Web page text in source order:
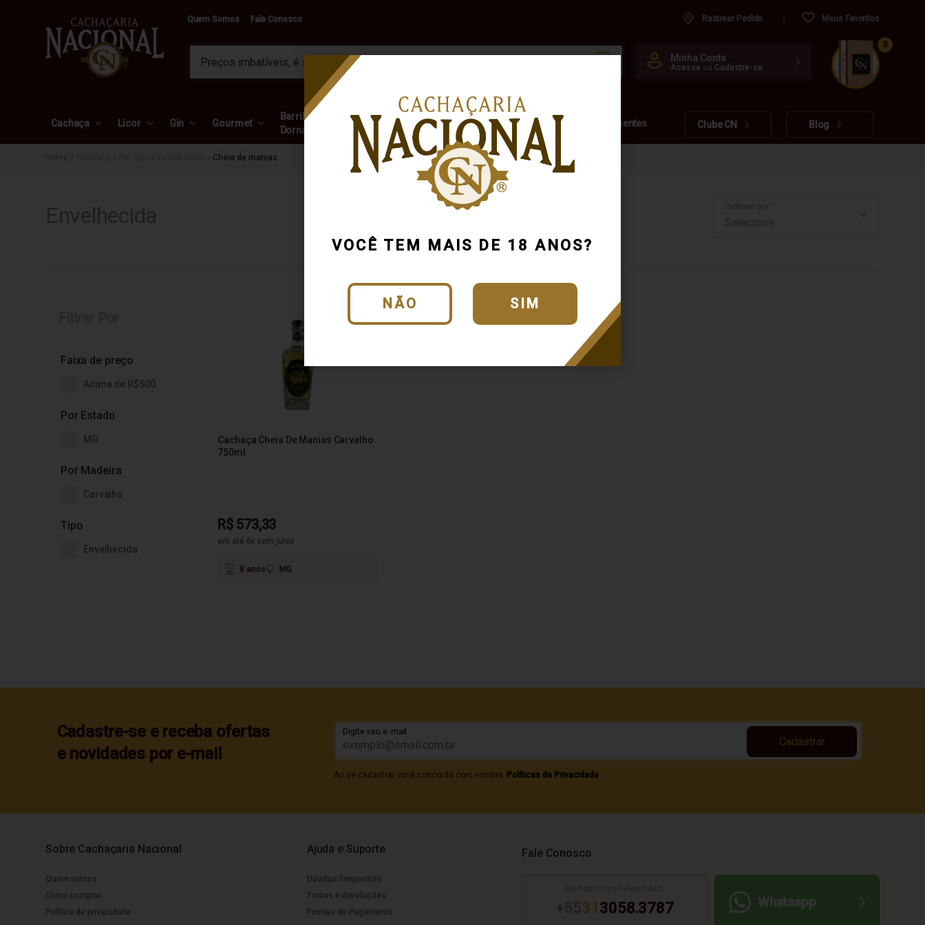
VOCÊ TEM MAIS DE 18 ANOS?
NÃO SIM
Quem Somos Fale Conosco Rastrear Pedido Meus Favoritos
Minha Conta
Acesse ou Cadastre-se
www.cachacarianacional.com.br
CUIDADO FRÁGIL
0
Cachaça Licor Gin Gourmet
Barril e
Dorna
Acessórios
Outras
Bebidas
Marcas Presentes Clube CN Blog
Cheia de manias
Por Estado
MG
Por Madeira
Carvalho
Tipo
Envelhecida
Faixa de preço
Acima de R$500
Cachaça Cheia De Manias Carvalho
750ml
R$ 573,33
em até 6x sem juros
8 anos MG
Cadastre-se e receba ofertas
e novidades por e-mail
Digite seu e-mail
Ao se cadastrar você concorda com nossas Políticas de Privacidade
Cadastrar
Sobre Cachaçaria Nacional
Quem somos
Como comprar
Política de privacidade
Ajuda e Suporte
Dúvidas Frequentes
Trocas e devoluções
Formas de Pagamento
Fale Conosco
31 3058.3787 Whatsapp